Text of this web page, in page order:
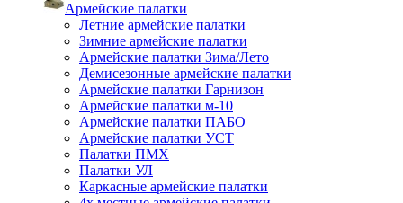
Армейские палатки
Летние армейские палатки
Зимние армейские палатки
Армейские палатки Зима/Лето
Демисезонные армейские палатки
Армейские палатки Гарнизон
Армейские палатки м-10
Армейские палатки ПАБО
Армейские палатки УСТ
Палатки ПМХ
Палатки УЛ
Каркасные армейские палатки